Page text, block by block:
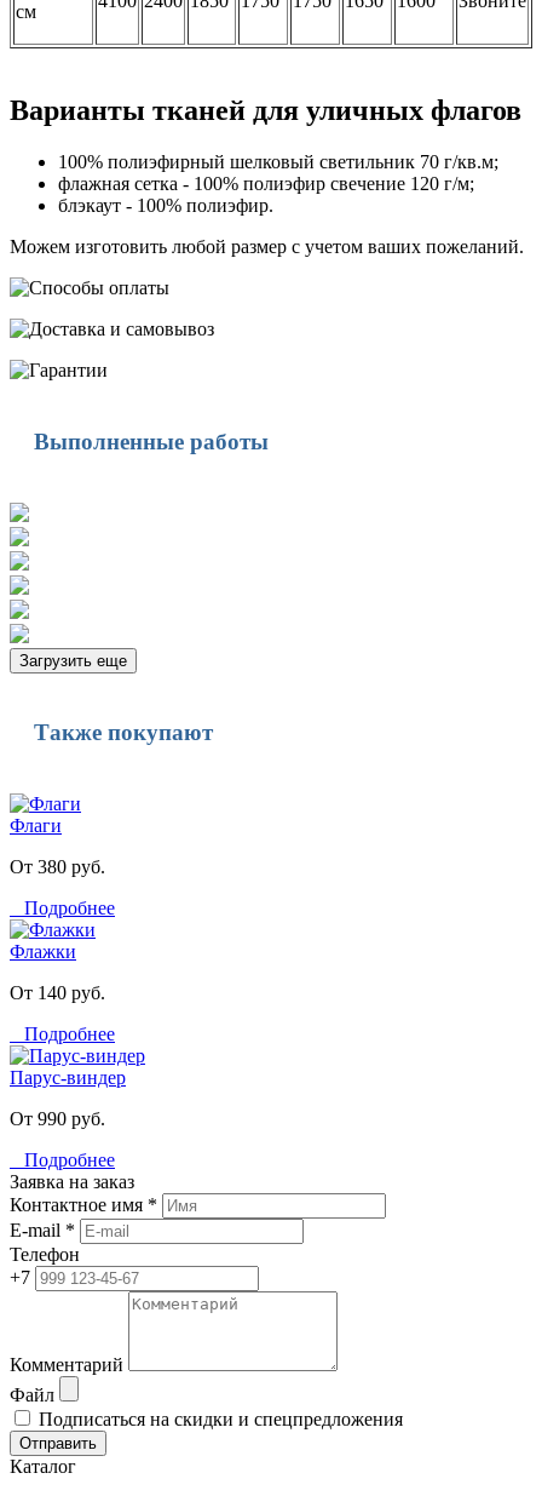
см
Варианты тканей для уличных флагов
100% полиэфирный шелковый светильник 70 г/кв.м;
флажная сетка - 100% полиэфир свечение 120 г/м;
блэкаут - 100% полиэфир.
Можем изготовить любой размер с учетом ваших пожеланий.
Выполненные работы
Загрузить еще
Также покупают
Флаги
От 380 руб.
Подробнее
Флажки
От 140 руб.
Подробнее
Парус-виндер
От 990 руб.
Подробнее
Заявка на заказ
Контактное имя *
E-mail *
Телефон
+7
Комментарий
Файл
Подписаться на скидки и спецпредложения
Отправить
Каталог